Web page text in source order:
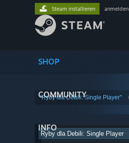
SHOP
COMMUNITY
INFO
Steam installieren anmelden
"Ryby dla Debili: Single Player"